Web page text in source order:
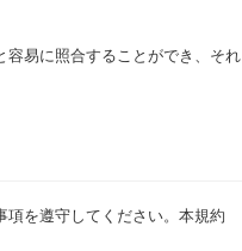
容易に照合することができ、それ
を遵守してください。本規約